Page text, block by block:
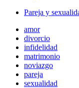
Pareja y
amor
divorcio
infidelidad
matrimonio
noviazgo
pareja
sexualidad